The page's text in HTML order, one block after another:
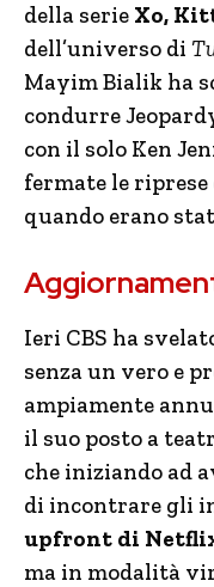
della serie Xo,
dell’universo di
Mayim Bialik ha
condurre
con il solo Ken
fermate le
quando erano
Ieri CBS ha
senza un vero e
ampiamente
il suo posto a
che iniziando ad
di incontrare gli
upfront di
ma in modalità